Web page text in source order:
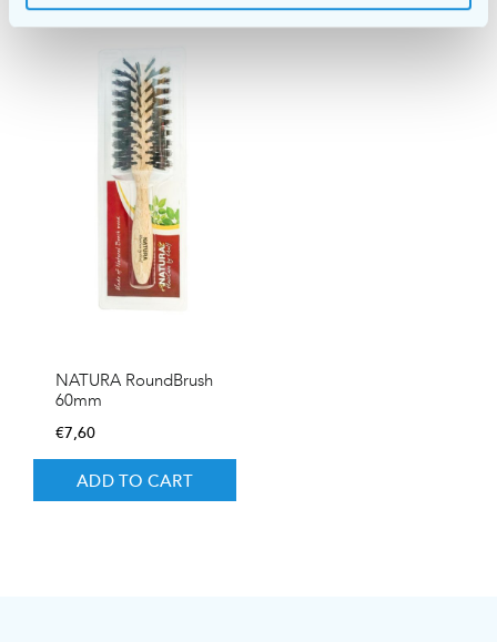
NATURA RoundBrush
60mm
€7,60
ADD TO CART